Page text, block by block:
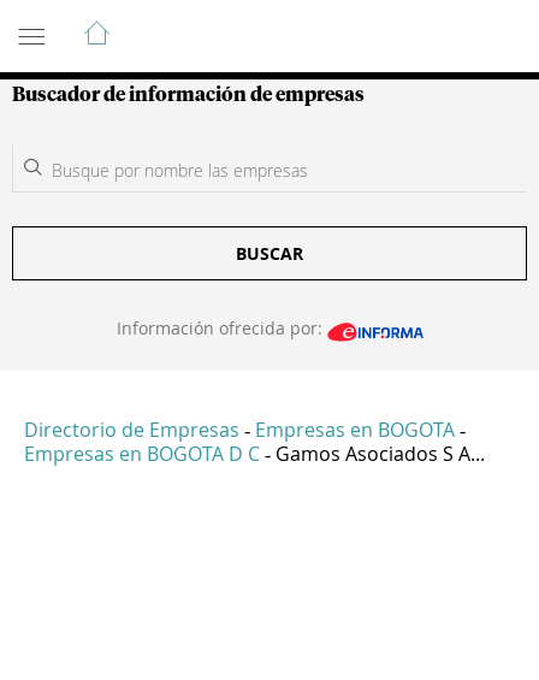
Guía de Empresas Colombianas
Buscador de información de empresas
BUSCAR
Información ofrecida por:
Directorio de Empresas - Empresas en BOGOTA -
Empresas en BOGOTA D C - Gamos Asociados S A...